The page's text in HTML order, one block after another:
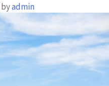
byadmin